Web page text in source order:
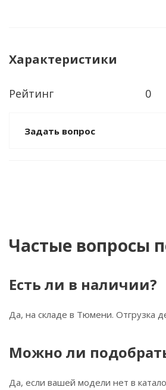
Характеристики
Рейтинг 0
Задать вопрос
Частые вопросы
Есть ли в наличии?
Да, на складе в Тюмени. Отгрузка
Можно ли
Да, если вашей модели нет в